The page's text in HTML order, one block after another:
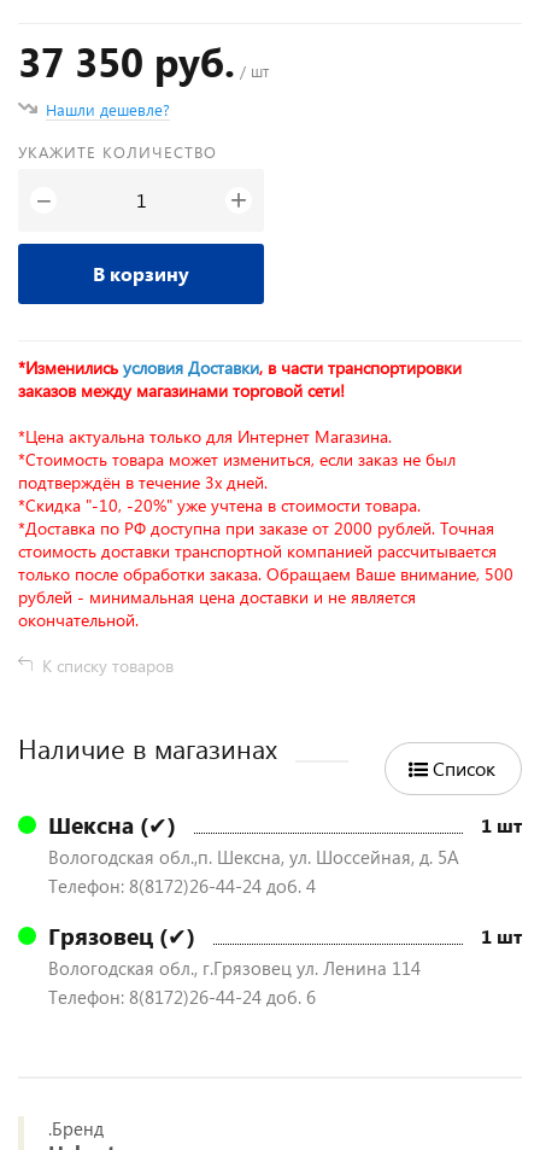
37 350 руб. / шт
Нашли дешевле?
УКАЖИТЕ КОЛИЧЕСТВО
− +
В корзину
*Изменились условия Доставки, в части транспортировки
заказов между магазинами торговой сети!
*Цена актуальна только для Интернет Магазина.
*Стоимость товара может измениться, если заказ не был
подтверждён в течение 3х дней.
*Скидка "-10, -20%" уже учтена в стоимости товара.
*Доставка по РФ доступна при заказе от 2000 рублей. Точная
стоимость доставки транспортной компанией рассчитывается
только после обработки заказа. Обращаем Ваше внимание, 500
рублей - минимальная цена доставки и не является
окончательной.
К списку товаров
Наличие в магазинах
Список
Шексна (✔) 1 шт
Вологодская обл.,п. Шексна, ул. Шоссейная, д. 5А
Телефон: 8(8172)26-44-24 доб. 4
Грязовец (✔) 1 шт
Вологодская обл., г.Грязовец ул. Ленина 114
Телефон: 8(8172)26-44-24 доб. 6
.Бренд